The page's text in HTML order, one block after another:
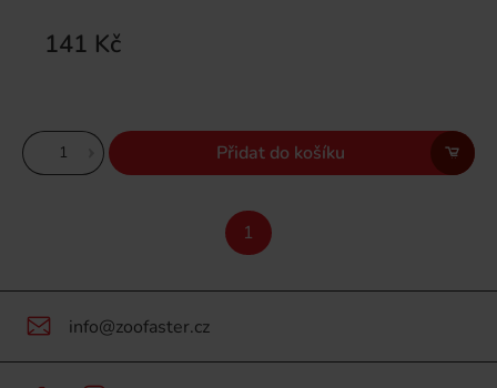
141 Kč
Přidat do košíku
1
info@zoofaster.cz